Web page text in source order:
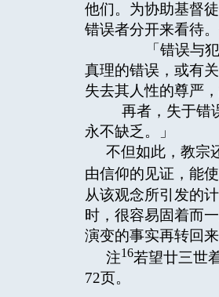
他们。为协助基督
错误者分开来看待。
「错误与犯错
真理的错误，或有
失去其人性的尊严
再者，失于错
永不缺乏。」
不但如此，教宗
由信仰的见证，能
从该观念所引发的
时，很容易固着而
演变的事实再转回
注16若望廿三世
72页。